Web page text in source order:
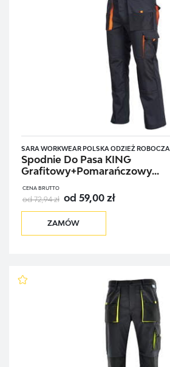
SARA WORKWEAR POLSKA ODZIEŻ ROBOCZA
Spodnie Do Pasa KING
Grafitowy+Pomarańczowy...
CENA BRUTTO
od 72,94 zł od 59,00 zł
ZAMÓW